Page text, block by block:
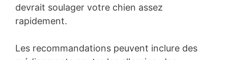
devrait soulager votre chien assez
rapidement.
Les recommandations peuvent inclure des